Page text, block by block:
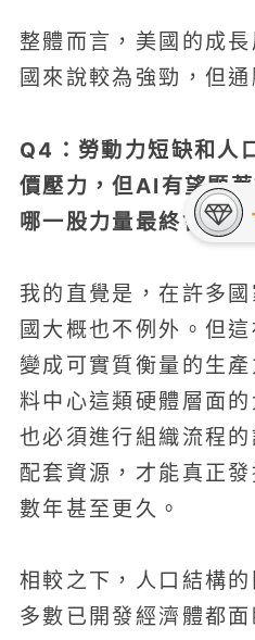
整體而言，美國的成
國來說較為強勁，但
Q4：勞動力短缺和人
價壓力，但AI有望顯
哪一股力量最終會勝
我的直覺是，在許多
國大概也不例外。但
變成可實質衡量的生
料中心這類硬體層面
也必須進行組織流程
配套資源，才能真正
數年甚至更久。
相較之下，人口結構的
多數已開發經濟體都